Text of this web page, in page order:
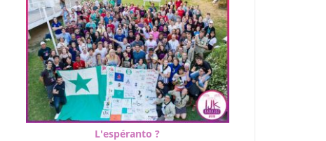
L'espéranto ?